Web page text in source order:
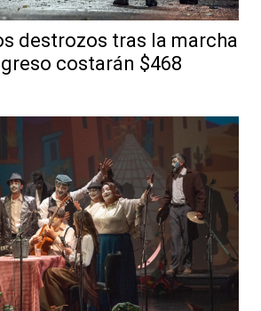
destrozos tras la marcha
costarán $468